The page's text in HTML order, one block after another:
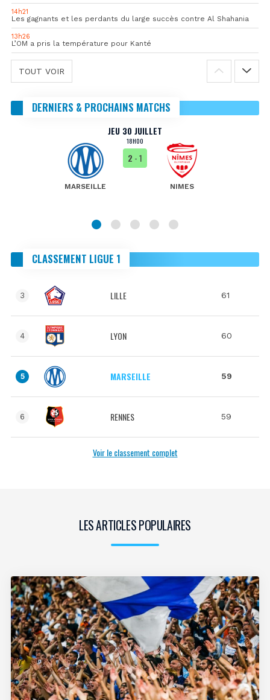
14h21
Les gagnants et les perdants du large succès contre Al Shahania
13h26
L’OM a pris la température pour Kanté
TOUT VOIR
DERNIERS & PROCHAINS MATCHS
JEU 30 JUILLET
18H00
MARSEILLE
2 - 1
NIMES
CLASSEMENT LIGUE 1
3 LILLE 61
4 LYON 60
5 MARSEILLE 59
6 RENNES 59
Voir le classement complet
LES ARTICLES POPULAIRES